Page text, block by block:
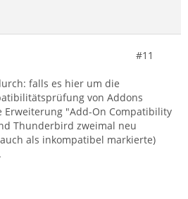
#11
falls es hier um die
von Addons
Erweiterung "Add-On Compatibility
Thunderbird zweimal neu
als inkompatibel markierte)